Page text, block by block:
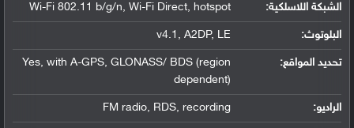
الشبكة اللاسلكية: Wi-Fi 802.11 b/g/n, Wi-Fi Direct, hotspot
البلوتوث:
v4.1, A2DP, LE
تحديد المواقع:
Yes, with A-GPS, GLONASS/ BDS (region
dependent)
الراديو: FM radio, RDS, recording